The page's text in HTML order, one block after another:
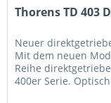
Thorens TD 403
Neuer
Mit dem neuen
Reihe
400er Serie.